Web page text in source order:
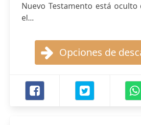
Nuevo Testamento está
el...
Opciones de